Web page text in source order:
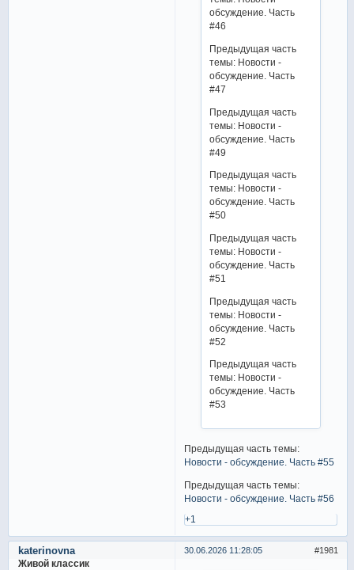
обсуждение. Часть
#46
Предыдущая часть
темы: Новости -
обсуждение. Часть
#47
Предыдущая часть
темы: Новости -
обсуждение. Часть
#49
Предыдущая часть
темы: Новости -
обсуждение. Часть
#50
Предыдущая часть
темы: Новости -
обсуждение. Часть
#51
Предыдущая часть
темы: Новости -
обсуждение. Часть
#52
Предыдущая часть
темы: Новости -
обсуждение. Часть
#53
Предыдущая часть темы:
Новости - обсуждение. Часть #55
Предыдущая часть темы:
Новости - обсуждение. Часть #56
+1
1981
30.06.2026 11:28:05
katerinovna
Живой классик